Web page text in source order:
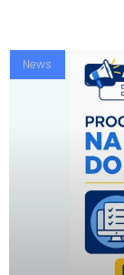
News